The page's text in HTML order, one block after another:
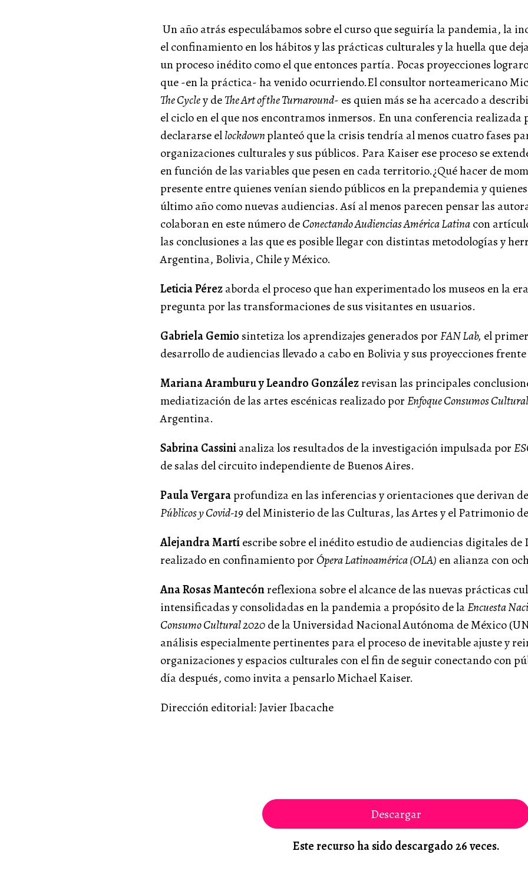
Un año atrás especulábamos sobre el curso que seguiría la pandemia, la
el confinamiento en los hábitos y las prácticas culturales y la huella que
un proceso inédito como el que entonces partía. Pocas proyecciones
que -en la práctica- ha venido ocurriendo.El consultor norteamericano
The Cycley deThe Art of the Turnaround- es quien más se ha acercado a
el ciclo en el que nos encontramos inmersos. En una conferencia realizada
declararse ellockdownplanteó que la crisis tendría al menos cuatro fases
organizaciones culturales y sus públicos. Para Kaiser ese proceso se
en función de las variables que pesen en cada territorio.¿Qué hacer de
presente entre quienes venían siendo públicos en la prepandemia y
último año como nuevas audiencias. Así al menos parecen pensar las
colaboran en este número deConectando Audiencias América Latinacon
las conclusiones a las que es posible llegar con distintas metodologías y
Argentina, Bolivia, Chile y México.
Leticia Pérezaborda el proceso que han experimentado los museos en la
pregunta por las transformaciones de sus visitantes en usuarios.
Gabriela Gemio sintetiza los aprendizajes generados porFAN Lab, el
desarrollo de audiencias llevado a cabo en Bolivia y sus proyecciones
Mariana Aramburu y Leandro Gonzálezrevisan las principales
mediatización de las artes escénicas realizado porEnfoque Consumos
Argentina.
Sabrina Cassinianaliza los resultados de la investigación impulsada por
de salas del circuito independiente de Buenos Aires.
Paula Vergaraprofundiza en las inferencias y orientaciones que derivan
Públicos y Covid-19del Ministerio de las Culturas, las Artes y el Patrimonio
Alejandra Martíescribe sobre el inédito estudio de audiencias digitales
realizado en confinamiento por Ópera Latinoamérica (OLA) en alianza con
Ana Rosas Mantecónreflexiona sobre el alcance de las nuevas prácticas
intensificadas y consolidadas en la pandemia a propósito de laEncuesta
Consumo Cultural 2020de la Universidad Nacional Autónoma de México
análisis especialmente pertinentes para el proceso de inevitable ajuste y
organizaciones y espacios culturales con el fin de seguir conectando con
día después, como invita a pensarlo Michael Kaiser.
Dirección editorial: Javier Ibacache
Descargar
Este recurso ha sido descargado 26 veces.
He leído y acepto la
política de privacidad